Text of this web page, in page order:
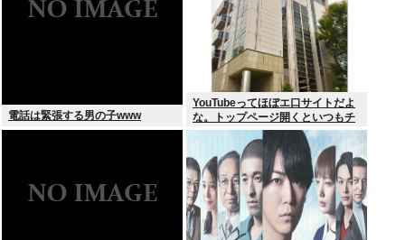
電話は緊張する男の子www
YouTubeってほぼエ口サイトだよ
な。トップページ開くといつもチ
アダンスとかローアングルで撮影
した街撮り動画ばっか出てくるじ
ゃん